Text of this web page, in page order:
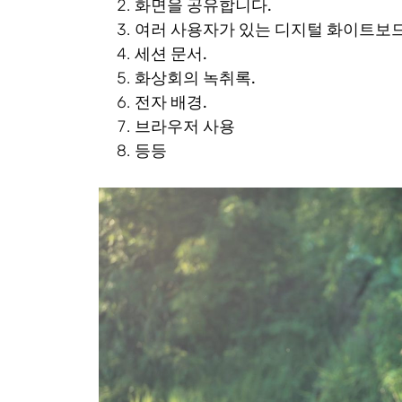
화면을 공유합니다.
여러 사용자가 있는 디지털 화이트보
세션 문서.
화상회의 녹취록.
전자 배경.
브라우저 사용
등등